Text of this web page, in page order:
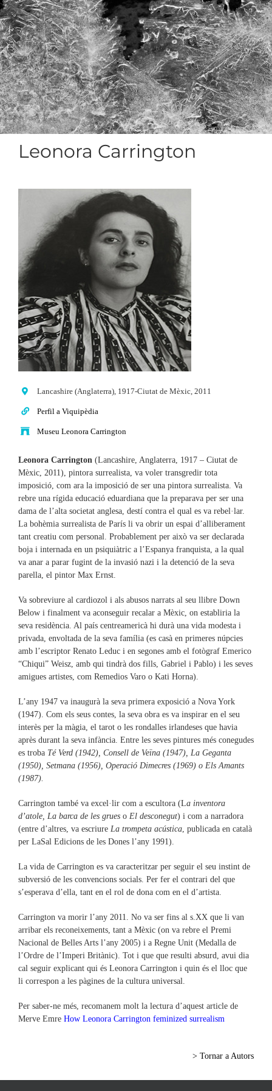
Leonora Carrington
Lancashire (Anglaterra), 1917-Ciutat de Mèxic, 2011
Perfil a Viquipèdia
Museu Leonora Carrington
Leonora Carrington (Lancashire, Anglaterra, 1917 – Ciutat de
Mèxic, 2011), pintora surrealista, va voler transgredir tota
imposició, com ara la imposició de ser una pintora surrealista. Va
rebre una rígida educació eduardiana que la preparava per ser una
dama de l’alta societat anglesa, destí contra el qual es va rebel·lar.
La bohèmia surrealista de París li va obrir un espai d’alliberament
tant creatiu com personal. Probablement per això va ser declarada
boja i internada en un psiquiàtric a l’Espanya franquista, a la qual
va anar a parar fugint de la invasió nazi i la detenció de la seva
parella, el pintor Max Ernst.
Va sobreviure al cardiozol i als abusos narrats al seu llibre Down
Below i finalment va aconseguir recalar a Mèxic, on establiria la
seva residència. Al país centreamericà hi durà una vida modesta i
privada, envoltada de la seva família (es casà en primeres núpcies
amb l’escriptor Renato Leduc i en segones amb el fotògraf Emerico
“Chiqui” Weisz, amb qui tindrà dos fills, Gabriel i Pablo) i les seves
amigues artistes, com Remedios Varo o Kati Horna).
L’any 1947 va inaugurà la seva primera exposició a Nova York
(1947). Com els seus contes, la seva obra es va inspirar en el seu
interès per la màgia, el tarot o les rondalles irlandeses que havia
après durant la seva infància. Entre les seves pintures més conegudes
es troba Té Verd (1942), Consell de Veïna (1947), La Geganta
(1950), Setmana (1956), Operació Dimecres (1969) o Els Amants
(1987).
Carrington també va excel·lir com a escultora (La inventora
d’atole, La barca de les grues o El desconegut) i com a narradora
(entre d’altres, va escriure La trompeta acústica, publicada en català
per LaSal Edicions de les Dones l’any 1991).
La vida de Carrington es va caracteritzar per seguir el seu instint de
subversió de les convencions socials. Per fer el contrari del que
s’esperava d’ella, tant en el rol de dona com en el d’artista.
Carrington va morir l’any 2011. No va ser fins al s.XX que li van
arribar els reconeixements, tant a Mèxic (on va rebre el Premi
Nacional de Belles Arts l’any 2005) i a Regne Unit (Medalla de
l’Ordre de l’Imperi Britànic). Tot i que que resulti absurd, avui dia
cal seguir explicant qui és Leonora Carrington i quin és el lloc que
li correspon a les pàgines de la cultura universal.
Per saber-ne més, recomanem molt la lectura d’aquest article de
Merve Emre How Leonora Carrington feminized surrealism
> Tornar a Autors